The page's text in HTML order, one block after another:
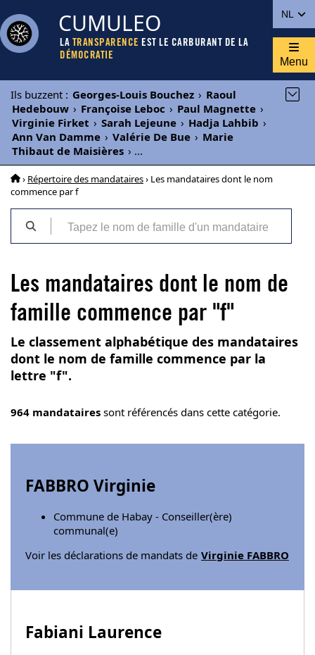
NL
CUMULEO
LA TRANSPARENCE EST LE CARBURANT DE LA
DÉMOCRATIE
Menu
Ils buzzent : Georges-Louis Bouchez › Raoul
Hedebouw › Françoise Leboc › Paul Magnette ›
Virginie Firket › Sarah Lejeune › Hadja Lahbib ›
Ann Van Damme › Valérie De Bue › Marie
Thibaut de Maisières › ...
› Répertoire des mandataires› Les mandataires dont le nom
commence par f
Les mandataires dont le nom de
famille commence par "f"
Le classement alphabétique des mandataires
dont le nom de famille commence par la
lettre "f".
964 mandataires sont référencés dans cette catégorie.
FABBRO Virginie
Commune de Habay - Conseiller(ère)
communal(e)
Voir les déclarations de mandats de Virginie FABBRO
Fabiani Laurence